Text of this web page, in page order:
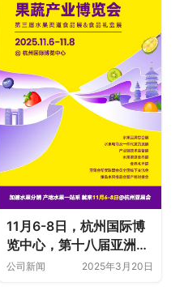
11月6-8日，杭州国际博
览中心，第十八届亚洲果
蔬产业博览会暨第三届水
公司新闻 2025年3月20日